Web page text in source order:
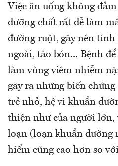
Việc ăn uống không
dưỡng chất rất dễ làm
đường ruột, gây nên
ngoài, táo bón... Bệnh
làm vùng viêm nhiễm
gây ra những biến
trẻ nhỏ, hệ vi khuẩn
thiện như của người lớn,
loạn (loạn khuẩn đường
hiểm cũng cao hơn so